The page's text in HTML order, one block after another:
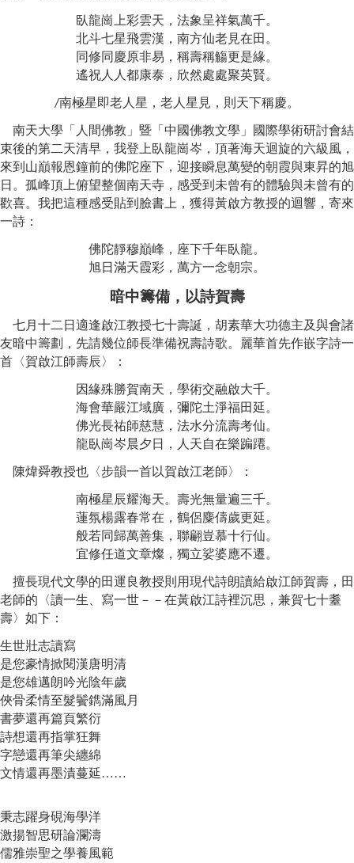
臥龍崗上彩雲天，法象呈祥氣萬千。
北斗七星飛雲漢，南方仙老見在田。
同修同慶原非易，稱壽稱觴更是緣。
遙祝人人都康泰，欣然處處聚英賢。
/南極星即老人星，老人星見，則天下稱慶。
南天大學「人間佛教」暨「中國佛教文學」國際學術研討會結
束後的第二天清早，我登上臥龍崗岑，頂著海天迴旋的六級風，
來到山巔報恩鐘前的佛陀座下，迎接瞬息萬變的朝霞與東昇的旭
日。孤峰頂上俯望整個南天寺，感受到未曾有的體驗與未曾有的
歡喜。我把這種感受貼到臉書上，獲得黃啟方教授的迴響，寄來
一詩：
佛陀靜穆巔峰，座下千年臥龍。
旭日滿天霞彩，萬方一念朝宗。
暗中籌備，以詩賀壽
七月十二日適逢啟江教授七十壽誕 ，胡素華大功德主及與會諸
友暗中籌劃，先請幾位師長準備祝壽詩歌。
麗華首先作嵌字詩一
首 〈賀啟江師壽辰〉：
因緣殊勝賀南天，學術交融啟大千。
海會華嚴江域廣，彌陀土淨福田延。
佛光長祐師慈慧，法水分流壽考仙。
龍臥崗岑晨夕日，人天自在樂蹁蹮。
陳煒舜教授也 〈步韻一首以賀啟江老師〉：
南極星辰耀海天。壽光無量遍三千。
蓮氛楊露春常在，鶴侶麋儔歲更延。
般若同歸萬善集，聯翩豈慕十行仙。
宜修任道文章燦，獨立娑婆應不遷。
擅長現代文學的田運良教授則用現代詩朗讀給啟江師賀壽，田
老師的 〈讀一生、寫一世 －－ 在黃啟江詩裡沉思，兼賀七十耋
壽〉如下：
生世壯志讀寫
是您豪情掀閱漢唐明清
是您雄邁朗吟光陰年歲
俠骨柔情至髮鬢鐫滿風月
書夢還再篇頁繁衍
詩想還再指掌狂舞
字戀還再筆尖纏綿
文情還再墨漬蔓延……
秉志躍身硯海學洋
激揚智思研論瀾濤
儒雅崇聖之學養風範